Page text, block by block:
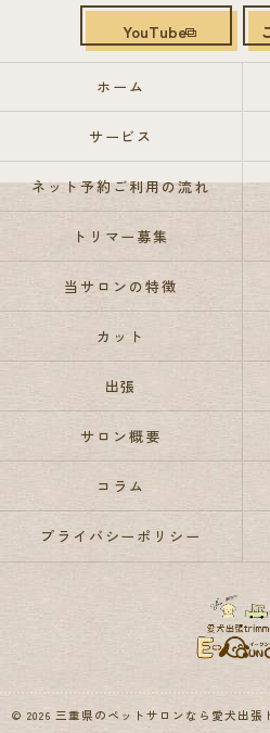
YouTube
ホーム
サービス
ネット予約ご利用の流れ
トリマー募集
当サロンの特徴
カット
出張
サロン概要
コラム
プライバシーポリシー
© 2026 三重県のペットサロンなら愛犬出